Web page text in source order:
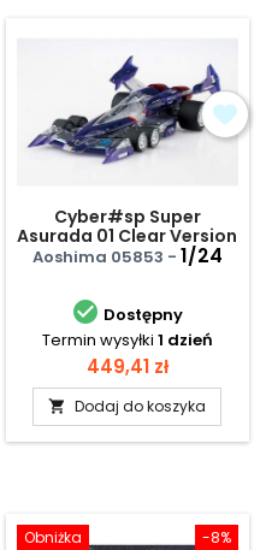
Cyber#sp Super
Asurada 01 Clear Version
Aoshima 05853 - 1/24
 Dostępny
Termin wysyłki 1 dzień
Cena
449,41 zł
 Dodaj do koszyka
-8%
Obniżka